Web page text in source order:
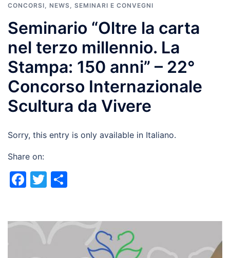
CONCORSI, NEWS, SEMINARI E CONVEGNI
Seminario “Oltre la carta
nel terzo millennio. La
Stampa: 150 anni” – 22°
Concorso Internazionale
Scultura da Vivere
Sorry, this entry is only available in Italiano.
Share on:
Facebook
Twitter